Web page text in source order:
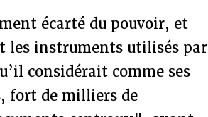
écarté du pouvoir, et
les instruments utilisés par
considérait comme ses
fort de milliers de